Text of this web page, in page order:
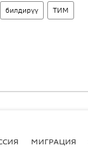
билдирүү ТИМ
МИГРАЦИЯ